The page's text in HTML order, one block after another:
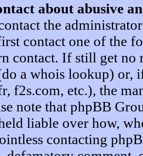
about abusive
the
contact one of the
contact. If still get no
a whois lookup) or,
f2s.com, etc.), the
note that phpBB
liable over how,
contacting